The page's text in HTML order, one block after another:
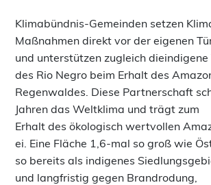
Klimabündnis-Gemeinden setzen
Maßnahmen direkt vor der eigenen
und unterstützen zugleich
des Rio Negro beim Erhalt des
Regenwaldes. Diese Partnerschaft
Jahren das Weltklima und trägt zum
Erhalt des ökologisch wertvollen
ei. Eine Fläche 1,6-mal so groß wie
so bereits als indigenes
und langfristig gegen Brandrodung,